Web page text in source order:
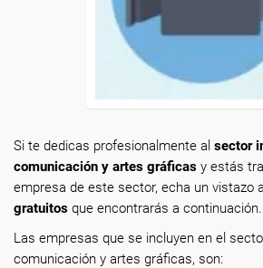
Si te dedicas profesionalmente al sector
comunicación y artes gráficas y estás
empresa de este sector, echa un vistazo
gratuitos que encontrarás a continuación.
Las empresas que se incluyen en el
comunicación y artes gráficas, son: